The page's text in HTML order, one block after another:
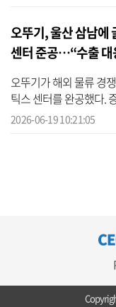
오뚜기, 울산 삼남에
센터 준공…“수출 대
오뚜기가 해외 물류 경
틱스 센터를 완공했다.
으로 대응하기 위한 조
2026-06-19 10:21:05